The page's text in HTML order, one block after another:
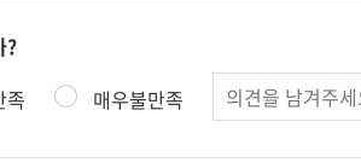
?
족 매우불만족
의
견